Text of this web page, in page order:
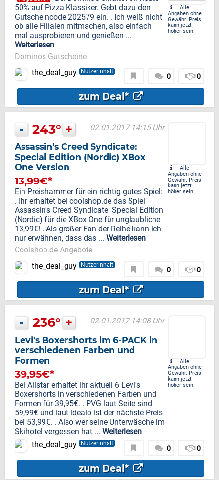
50% auf Pizza Klassiker. Gebt dazu den
Gutscheincode 202579 ein. . Ich weiß nicht
ob alle Filialen mitmachen, also einfach
mal ausprobieren und genießen ...
Weiterlesen
Dominos Gutscheine
Alle
Angaben ohne
Gewähr. Preis
kann jetzt
höher sein.
the_deal_guy Nutzerinhalt
0 0
zum Deal*
- 243° + 02.01.2017 14:15 Uhr
Assassin's Creed Syndicate:
Special Edition (Nordic) XBox
One Version
13,99€*
Ein Preishammer für ein richtig gutes Spiel:
. Ihr erhaltet bei coolshop.de das Spiel
Assassin's Creed Syndicate: Special Edition
(Nordic) für die XBox One für unglaubliche
13,99€! . Als großer Fan der Reihe kann ich
nur erwähnen, dass das ... Weiterlesen
Coolshop.de Angebote
Alle
Angaben ohne
Gewähr. Preis
kann jetzt
höher sein.
the_deal_guy Nutzerinhalt
0 0
zum Deal*
- 236° + 02.01.2017 14:08 Uhr
Levi's Boxershorts im 6-PACK in
verschiedenen Farben und
Formen
39,95€*
Bei Allstar erhaltet ihr aktuell 6 Levi's
Boxershorts in verschiedenen Farben und
Formen für 39,95€. . PVG laut Seite sind
59,99€ und laut idealo ist der nächste Preis
bei 53,99€. . Also wer seine Unterwäsche im
Skihotel vergessen hat ... Weiterlesen
Alle
Angaben ohne
Gewähr. Preis
kann jetzt
höher sein.
the_deal_guy Nutzerinhalt
0 0
zum Deal*